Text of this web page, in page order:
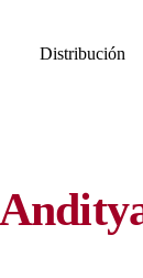
Distribución